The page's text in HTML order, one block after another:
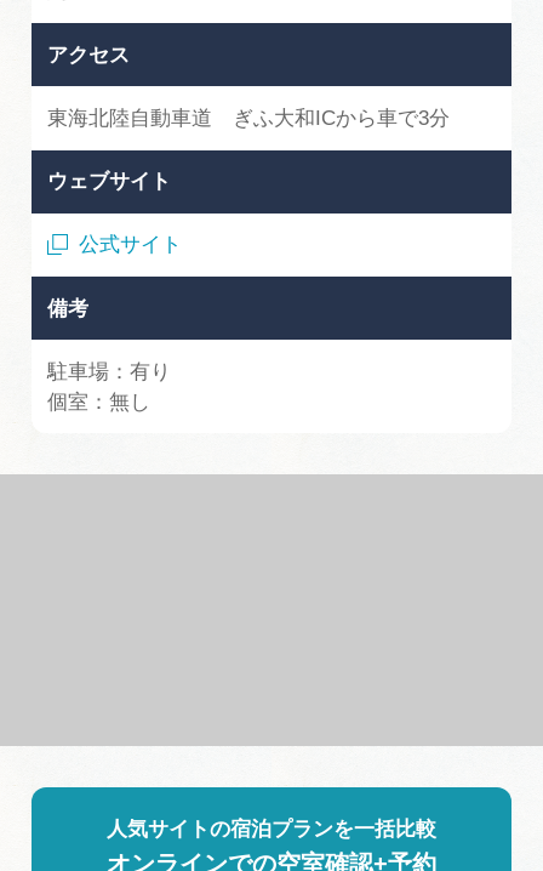
アクセス
東海北陸自動車道 ぎふ大和ICから車で3分
ウェブサイト
公式サイト
備考
駐車場：有り
個室：無し
人気サイトの宿泊プランを一括比較
オンラインでの空室確認+予約